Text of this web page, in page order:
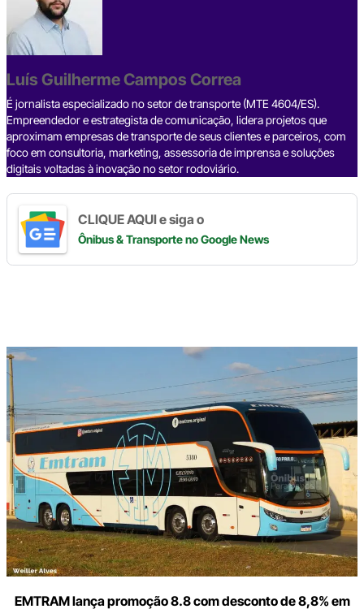
e
b
o
o
k
e
a
d
s
d
I
n
r
a
m
A
p
p
i
n
k
Luís Guilherme Campos Correa
É jornalista especializado no setor de transporte (MTE 4604/ES).
Empreendedor e estrategista de comunicação, lidera projetos que
aproximam empresas de transporte de seus clientes e parceiros, com
foco em consultoria, marketing, assessoria de imprensa e soluções
digitais voltadas à inovação no setor rodoviário.
CLIQUE AQUI e siga o
Ônibus & Transporteno Google News
EMTRAM lança promoção 8.8 com desconto de 8,8% em
Digite
aqui
o
seu
e-
mail